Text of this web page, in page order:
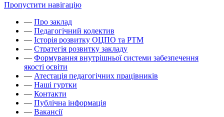
Пропустити навігацію
— Про заклад
— Педагогічний колектив
— Історія розвитку ОЦПО та РТМ
— Стратегія розвитку закладу
— Формування внутрішньої системи забезпечення
якості освіти
— Атестація педагогічних працівників
— Наші гуртки
— Контакти
— Публічна інформація
— Вакансії